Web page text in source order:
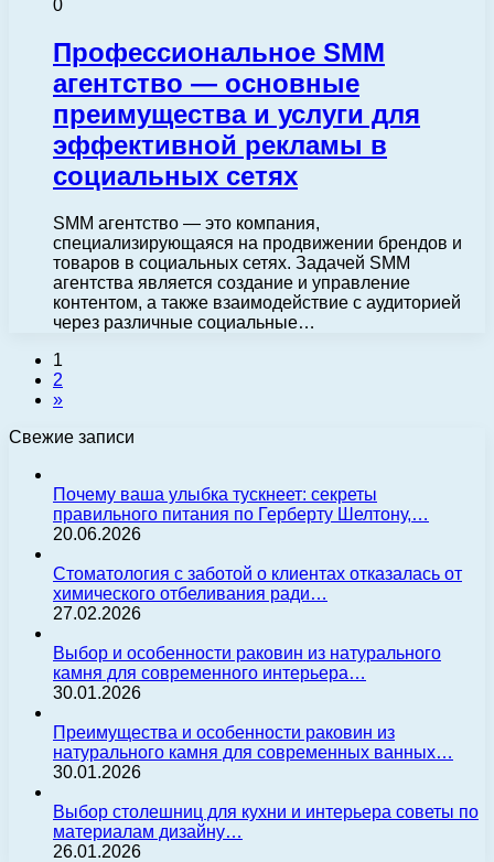
0
Профессиональное SMM
агентство — основные
преимущества и услуги для
эффективной рекламы в
социальных сетях
SMM агентство — это компания,
специализирующаяся на продвижении брендов и
товаров в социальных сетях. Задачей SMM
агентства является создание и управление
контентом, а также взаимодействие с аудиторией
через различные социальные…
1
2
»
Свежие записи
Почему ваша улыбка тускнеет: секреты
правильного питания по Герберту Шелтону,…
20.06.2026
Стоматология с заботой о клиентах отказалась от
химического отбеливания ради…
27.02.2026
Выбор и особенности раковин из натурального
камня для современного интерьера…
30.01.2026
Преимущества и особенности раковин из
натурального камня для современных ванных…
30.01.2026
Выбор столешниц для кухни и интерьера советы по
материалам дизайну…
26.01.2026